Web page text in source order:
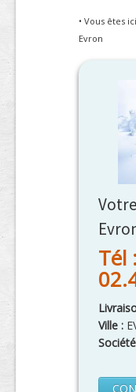
• Vous êtes
Evron
Tél :
Ville :